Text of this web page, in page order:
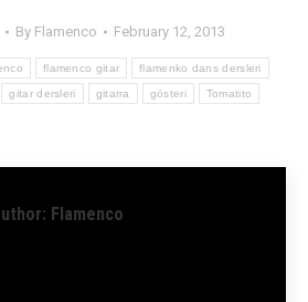
By Flamenco February 12, 2013
flamenco gitar flamenko dans dersleri
gitar dersleri gitarra gösteri Tomatito
Flamenco